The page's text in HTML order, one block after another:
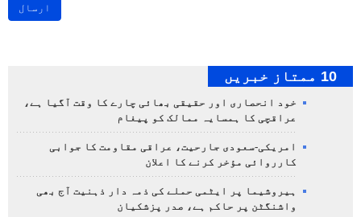
ارسال
10 ممتاز خبریں
خود انحصاری اور حقیقی بھائی چارے کا وقت آگیا ہے،
عراقچی کا ہمسایہ ممالک کو پیغام
امریکی-سعودی جارحیت، عراقی مقاومت کا جوابی
کارروائی مؤخر کرنے کا اعلان
ہیروشیما پر ایٹمی حملے کی ذمہ دار ذہنیت آج بھی
واشنگٹن پر حاکم ہے، صدر پزشکیان